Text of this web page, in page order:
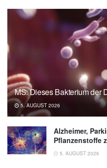
MS: Dieses Bakterium der
5. AUGUST 2026
Alzheimer,
Pflanzenstoffe
5. AUGUST 2026